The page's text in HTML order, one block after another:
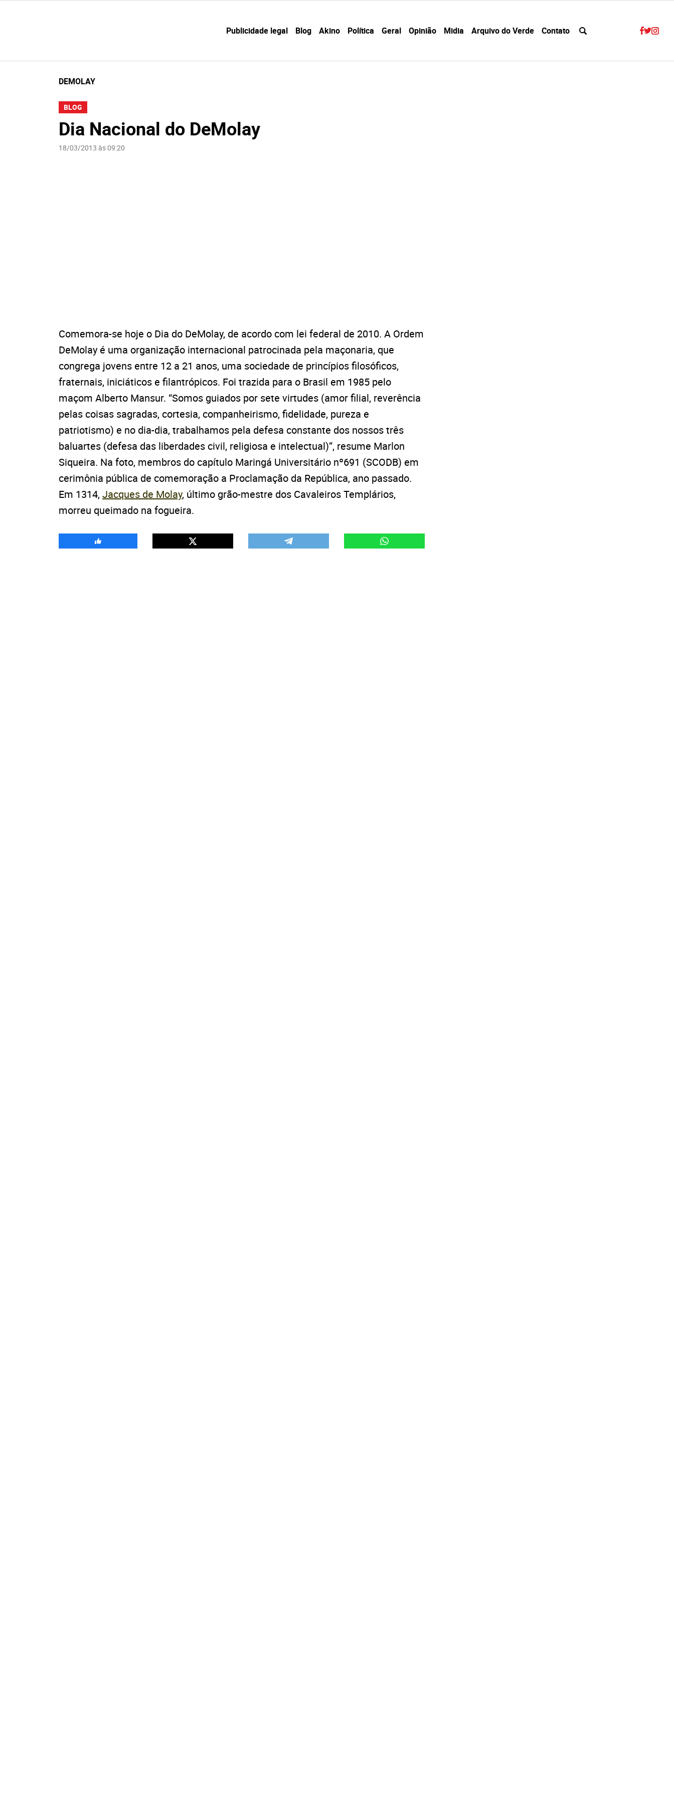
Publicidade legal Blog Akino Política Geral Opinião Midia Arquivo do Verde Contato
DEMOLAY
BLOG
Dia Nacional do DeMolay
18/03/2013 às 09:20
Comemora-se hoje o Dia do DeMolay, de acordo com lei federal de 2010. A Ordem
DeMolay é uma organização internacional patrocinada pela maçonaria, que
congrega jovens entre 12 a 21 anos, uma sociedade de princípios filosóficos,
fraternais, iniciáticos e filantrópicos. Foi trazida para o Brasil em 1985 pelo
maçom Alberto Mansur. “Somos guiados por sete virtudes (amor filial, reverência
pelas coisas sagradas, cortesia, companheirismo, fidelidade, pureza e
patriotismo) e no dia-dia, trabalhamos pela defesa constante dos nossos três
baluartes (defesa das liberdades civil, religiosa e intelectual)”, resume Marlon
Siqueira. Na foto, membros do capítulo Maringá Universitário nº691 (SCODB) em
cerimônia pública de comemoração a Proclamação da República, ano passado.
Em 1314, Jacques de Molay, último grão-mestre dos Cavaleiros Templários,
morreu queimado na fogueira.